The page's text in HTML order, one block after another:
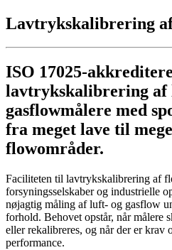
Lavtrykskalibrering
ISO 17025-
lavtrykskalibrering af
gasflowmålere med
fra meget lave til
flowområder.
Faciliteten til lavtrykskalibrering af
forsyningsselskaber og industrielle
nøjagtig måling af luft- og gasflow
forhold. Behovet opstår, når målere
eller rekalibreres, og når der er krav
performance.